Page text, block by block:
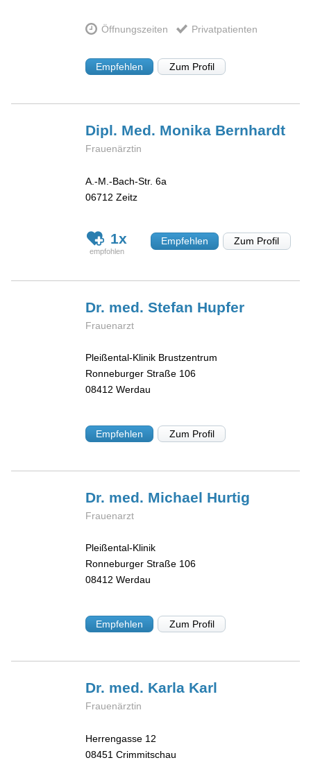
Öffnungszeiten Privatpatienten
Empfehlen Zum Profil
Dipl. Med. Monika Bernhardt
Frauenärztin
A.-M.-Bach-Str. 6a
06712 Zeitz
1x Empfehlen Zum Profil
Dr. med. Stefan Hupfer
Frauenarzt
Pleißental-Klinik Brustzentrum
Ronneburger Straße 106
08412 Werdau
Empfehlen Zum Profil
Dr. med. Michael Hurtig
Frauenarzt
Pleißental-Klinik
Ronneburger Straße 106
08412 Werdau
Empfehlen Zum Profil
Dr. med. Karla Karl
Frauenärztin
Herrengasse 12
08451 Crimmitschau